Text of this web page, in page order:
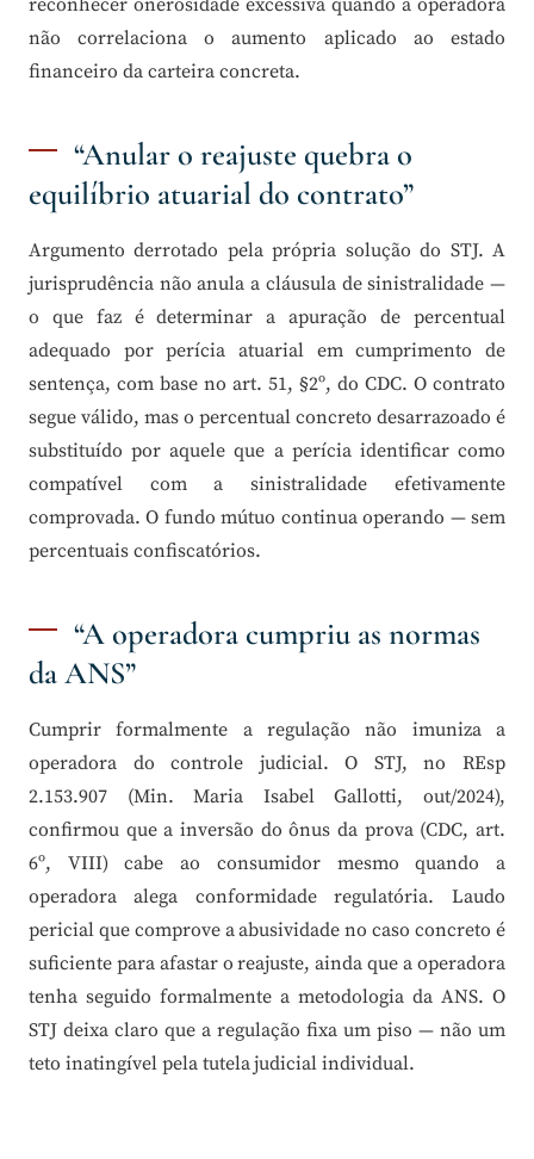
não correlaciona o aumento aplicado ao estado
financeiro da carteira concreta.
“Anular o reajuste quebra o
equilíbrio atuarial do contrato”
Argumento derrotado pela própria solução do STJ. A
jurisprudência não anula a cláusula de sinistralidade —
o que faz é determinar a apuração de percentual
adequado por perícia atuarial em cumprimento de
sentença, com base no art. 51, §2º, do CDC. O contrato
segue válido, mas o percentual concreto desarrazoado é
substituído por aquele que a perícia identificar como
compatível com a sinistralidade efetivamente
comprovada. O fundo mútuo continua operando — sem
percentuais confiscatórios.
“A operadora cumpriu as normas
da ANS”
Cumprir formalmente a regulação não imuniza a
operadora do controle judicial. O STJ, no REsp
2.153.907 (Min. Maria Isabel Gallotti, out/2024),
confirmou que a inversão do ônus da prova (CDC, art.
6º, VIII) cabe ao consumidor mesmo quando a
operadora alega conformidade regulatória. Laudo
pericial que comprove a abusividade no caso concreto é
suficiente para afastar o reajuste, ainda que a operadora
tenha seguido formalmente a metodologia da ANS. O
STJ deixa claro que a regulação fixa um piso — não um
teto inatingível pela tutela judicial individual.